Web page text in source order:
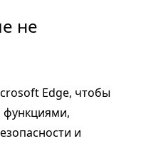
не
Edge, чтобы
функциями,
и